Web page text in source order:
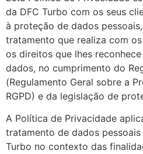
da DFC Turbo com os seus
à proteção de dados
tratamento que realiza com
os direitos que lhes
dados, no cumprimento do
(Regulamento Geral sobre a
RGPD) e da legislação de
A Política de Privacidade
tratamento de dados
Turbo no contexto das